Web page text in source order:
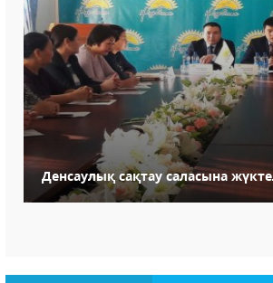
Денсаулық сақтау саласына